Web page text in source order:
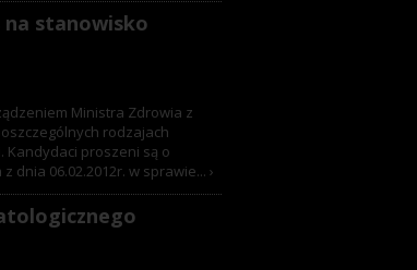
na stanowisko
Ministra Zdrowia z
rodzajach
Kandydaci proszeni są o
dnia 06.02.2012r. w sprawie... ›